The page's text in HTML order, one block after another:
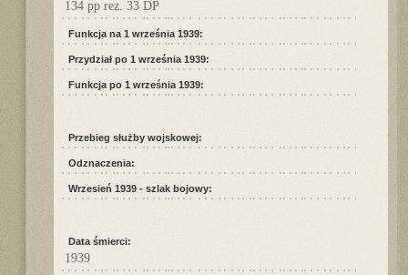
134 pp rez. 33 DP
Funkcja na 1 września 1939:
Przydział po 1 września 1939:
Funkcja po 1 września 1939:
Przebieg służby wojskowej:
Odznaczenia:
Wrzesień 1939 - szlak bojowy:
Data śmierci:
1939